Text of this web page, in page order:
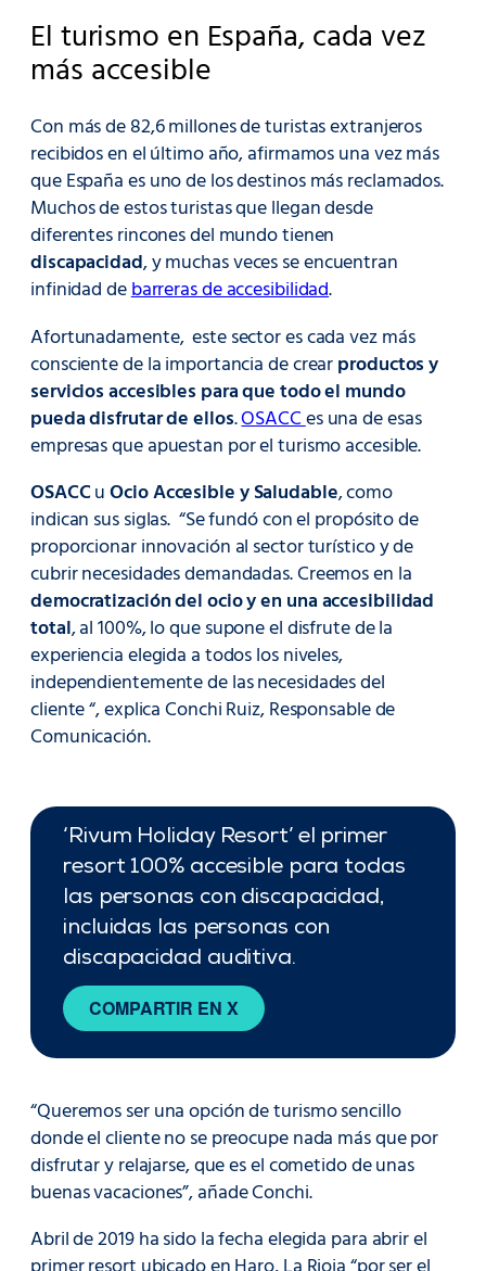
El turismo en España, cada vez
más accesible
Con más de 82,6 millones de turistas extranjeros
recibidos en el último año, afirmamos una vez más
que España es uno de los destinos más reclamados.
Muchos de estos turistas que llegan desde
diferentes rincones del mundo tienen
discapacidad, y muchas veces se encuentran
infinidad debarreras de accesibilidad.
Afortunadamente, este sector es cada vez más
consciente de la importancia de crearproductos y
servicios accesibles para que todo el mundo
pueda disfrutar de ellos.OSACCes una de esas
empresas que apuestan por el turismo accesible.
OSACCuOcio Accesible y Saludable, como
indican sus siglas. “Se fundó con el propósito de
proporcionar innovación al sector turístico y de
cubrir necesidades demandadas. Creemos en la
democratización del ocio y en una accesibilidad
total, al 100%, lo que supone el disfrute de la
experiencia elegida a todos los niveles,
independientemente de las necesidades del
cliente “, explica Conchi Ruiz, Responsable de
Comunicación.
‘Rivum Holiday Resort’ el primer
resort 100% accesible para todas
las personas con discapacidad,
incluidas las personas con
discapacidad auditiva.
COMPARTIR EN X
“Queremos ser una opción de turismo sencillo
donde el cliente no se preocupe nada más que por
disfrutar y relajarse, que es el cometido de unas
buenas vacaciones”, añade Conchi.
Abril de 2019 ha sido la fecha elegida para abrir el